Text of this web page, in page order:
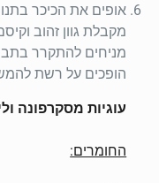
מקבלת גוון זהוב
הופכים על רשת
עוגיות מסקרפונה
החומרים: